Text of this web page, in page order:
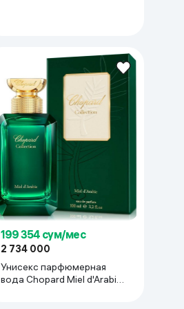
199 354 сум/мес
2 734 000
Унисекс парфюмерная
вода Chopard Miel d'Arabie,